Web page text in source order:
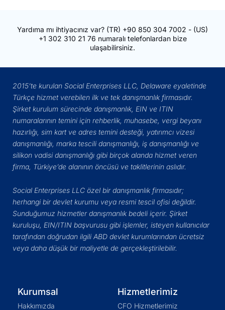
Yardıma mı ihtiyacınız var? (TR) +90 850 304 7002 - (US)
+1 302 310 21 76 numaralı telefonlardan bize
ulaşabilirsiniz.
2015’te kurulan Social Enterprises LLC, Delaware eyaletinde
Türkçe hizmet verebilen ilk ve tek danışmanlık firmasıdır.
Şirket kurulum sürecinde danışmanlık, EIN ve ITIN
numaralarının temini için rehberlik, muhasebe, vergi beyanı
hazırlığı, sim kart ve adres temini desteği, yatırımcı vizesi
danışmanlığı, marka tescili danışmanlığı, iş danışmanlığı ve
silikon vadisi danışmanlığı gibi birçok alanda hizmet veren
firma, Türkiye’de alanının öncüsü ve taklitlerinin aslıdır.
Social Enterprises LLC özel bir danışmanlık firmasıdır;
herhangi bir devlet kurumu veya resmi tescil ofisi değildir.
Sunduğumuz hizmetler danışmanlık bedeli içerir. Şirket
kuruluşu, EIN/ITIN başvurusu gibi işlemler, isteyen kullanıcılar
tarafından doğrudan ilgili ABD devlet kurumlarından ücretsiz
veya daha düşük bir maliyetle de gerçekleştirilebilir.
Kurumsal
Hakkımızda
Hizmetlerimiz
CFO Hizmetlerimiz